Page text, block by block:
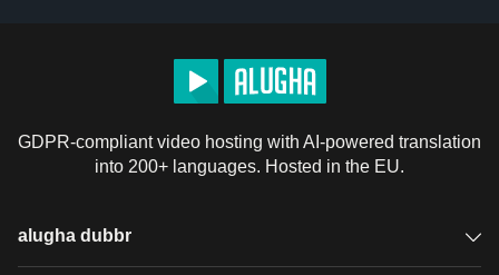
GDPR-compliant video hosting with AI-powered translation
into 200+ languages. Hosted in the EU.
alugha dubbr